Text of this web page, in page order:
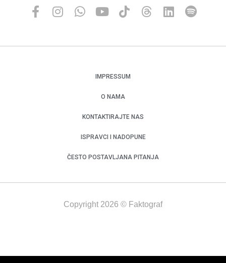
IMPRESSUM
O NAMA
KONTAKTIRAJTE NAS
ISPRAVCI I NADOPUNE
ČESTO POSTAVLJANA PITANJA
Copyright 2026 © Faktograf